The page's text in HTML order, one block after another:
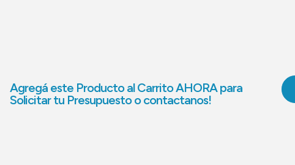
Agregá este Producto al Carrito AHORA para
Solicitar tu Presupuesto o contactanos!